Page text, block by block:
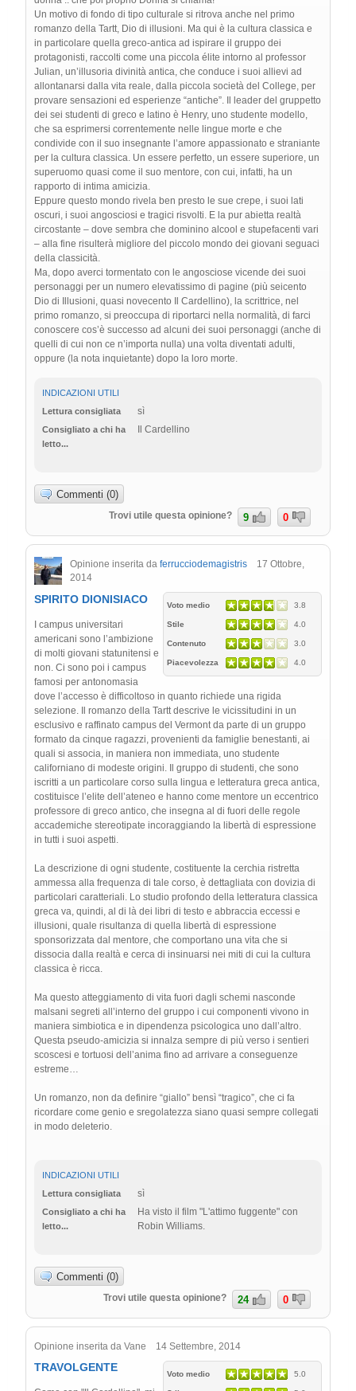
Un motivo di fondo di tipo culturale si ritrova anche nel primo
romanzo della Tartt, Dio di illusioni. Ma qui è la cultura classica e
in particolare quella greco-antica ad ispirare il gruppo dei
protagonisti, raccolti come una piccola élite intorno al professor
Julian, un’illusoria divinità antica, che conduce i suoi allievi ad
allontanarsi dalla vita reale, dalla piccola società del College, per
provare sensazioni ed esperienze “antiche”. Il leader del gruppetto
dei sei studenti di greco e latino è Henry, uno studente modello,
che sa esprimersi correntemente nelle lingue morte e che
condivide con il suo insegnante l’amore appassionato e straniante
per la cultura classica. Un essere perfetto, un essere superiore, un
superuomo quasi come il suo mentore, con cui, infatti, ha un
rapporto di intima amicizia.
Eppure questo mondo rivela ben presto le sue crepe, i suoi lati
oscuri, i suoi angosciosi e tragici risvolti. E la pur abietta realtà
circostante – dove sembra che dominino alcool e stupefacenti vari
– alla fine risulterà migliore del piccolo mondo dei giovani seguaci
della classicità.
Ma, dopo averci tormentato con le angosciose vicende dei suoi
personaggi per un numero elevatissimo di pagine (più seicento
Dio di Illusioni, quasi novecento Il Cardellino), la scrittrice, nel
primo romanzo, si preoccupa di riportarci nella normalità, di farci
conoscere cos’è successo ad alcuni dei suoi personaggi (anche di
quelli di cui non ce n’importa nulla) una volta diventati adulti,
oppure (la nota inquietante) dopo la loro morte.
INDICAZIONI UTILI
Lettura consigliata
sì
Consigliato a chi ha
letto...
Il Cardellino
Commenti (0)
Trovi utile questa opinione? 9 0
Opinione inserita da ferrucciodemagistris 17 Ottobre,
2014
Voto medio 3.8
Stile 4.0
Contenuto 3.0
Piacevolezza 4.0
SPIRITO DIONISIACO
I campus universitari
americani sono l’ambizione
di molti giovani statunitensi e
non. Ci sono poi i campus
famosi per antonomasia
dove l’accesso è difficoltoso in quanto richiede una rigida
selezione. Il romanzo della Tartt descrive le vicissitudini in un
esclusivo e raffinato campus del Vermont da parte di un gruppo
formato da cinque ragazzi, provenienti da famiglie benestanti, ai
quali si associa, in maniera non immediata, uno studente
californiano di modeste origini. Il gruppo di studenti, che sono
iscritti a un particolare corso sulla lingua e letteratura greca antica,
costituisce l’elite dell’ateneo e hanno come mentore un eccentrico
professore di greco antico, che insegna al di fuori delle regole
accademiche stereotipate incoraggiando la libertà di espressione
in tutti i suoi aspetti.
La descrizione di ogni studente, costituente la cerchia ristretta
ammessa alla frequenza di tale corso, è dettagliata con dovizia di
particolari caratteriali. Lo studio profondo della letteratura classica
greca va, quindi, al di là dei libri di testo e abbraccia eccessi e
illusioni, quale risultanza di quella libertà di espressione
sponsorizzata dal mentore, che comportano una vita che si
dissocia dalla realtà e cerca di insinuarsi nei miti di cui la cultura
classica è ricca.
Ma questo atteggiamento di vita fuori dagli schemi nasconde
malsani segreti all’interno del gruppo i cui componenti vivono in
maniera simbiotica e in dipendenza psicologica uno dall’altro.
Questa pseudo-amicizia si innalza sempre di più verso i sentieri
scoscesi e tortuosi dell’anima fino ad arrivare a conseguenze
estreme…
Un romanzo, non da definire “giallo” bensì “tragico”, che ci fa
ricordare come genio e sregolatezza siano quasi sempre collegati
in modo deleterio.
INDICAZIONI UTILI
Lettura consigliata
sì
Consigliato a chi ha
letto...
Ha visto il film "L'attimo fuggente" con
Robin Williams.
Commenti (0)
Trovi utile questa opinione? 24 0
Opinione inserita da Vane 14 Settembre, 2014
Voto medio 5.0
TRAVOLGENTE